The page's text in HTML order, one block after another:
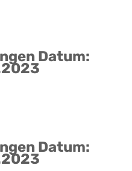
Datum:
Datum: